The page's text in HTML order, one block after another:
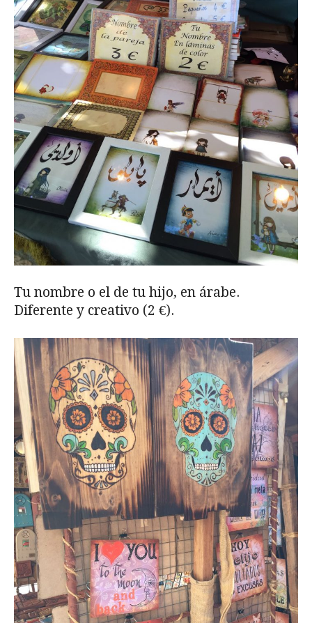
Tu nombre o el de tu hijo, en árabe.
Diferente y creativo (2 €).